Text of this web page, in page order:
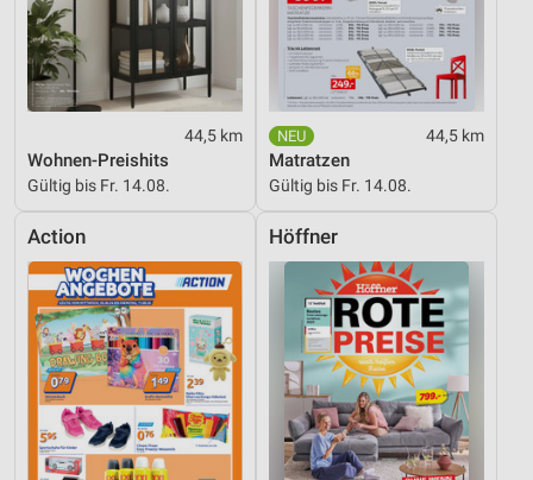
44,5 km
Wohnen-Preishits
Gültig bis Fr. 14.08.
44,5 km
Matratzen
Gültig bis Fr. 14.08.
Action Höffner